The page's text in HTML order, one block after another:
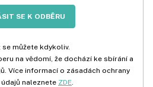
SE K ODBĚRU
můžete kdykoliv.
na vědomí, že dochází ke sbírání a
Více informací o zásadách ochrany
naleznete ZDE.